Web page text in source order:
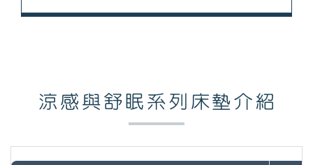
涼感與舒眠系列床墊介紹